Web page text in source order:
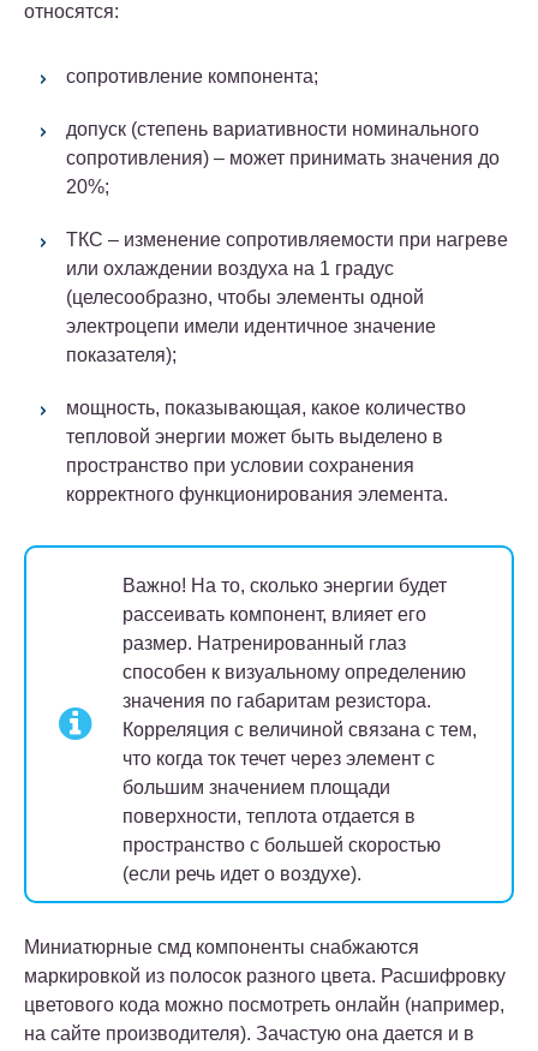
относятся:
сопротивление компонента;
допуск (степень вариативности номинального
сопротивления) – может принимать значения до
20%;
ТКС – изменение сопротивляемости при нагреве
или охлаждении воздуха на 1 градус
(целесообразно, чтобы элементы одной
электроцепи имели идентичное значение
показателя);
мощность, показывающая, какое количество
тепловой энергии может быть выделено в
пространство при условии сохранения
корректного функционирования элемента.
Важно! На то, сколько энергии будет
рассеивать компонент, влияет его
размер. Натренированный глаз
способен к визуальному определению
значения по габаритам резистора.
Корреляция с величиной связана с тем,
что когда ток течет через элемент с
большим значением площади
поверхности, теплота отдается в
пространство с большей скоростью
(если речь идет о воздухе).
Миниатюрные смд компоненты снабжаются
маркировкой из полосок разного цвета. Расшифровку
цветового кода можно посмотреть онлайн (например,
на сайте производителя). Зачастую она дается и в